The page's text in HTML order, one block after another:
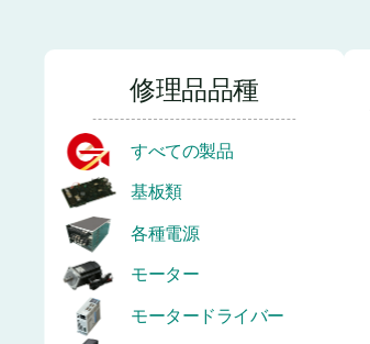
修理品品種
すべての製品
基板類
各種電源
モーター
モータードライバー